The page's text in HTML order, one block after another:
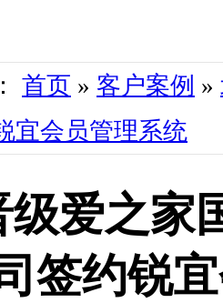
首页 » 客户案例 »
宜会员管理系统
级爱之家
签约锐